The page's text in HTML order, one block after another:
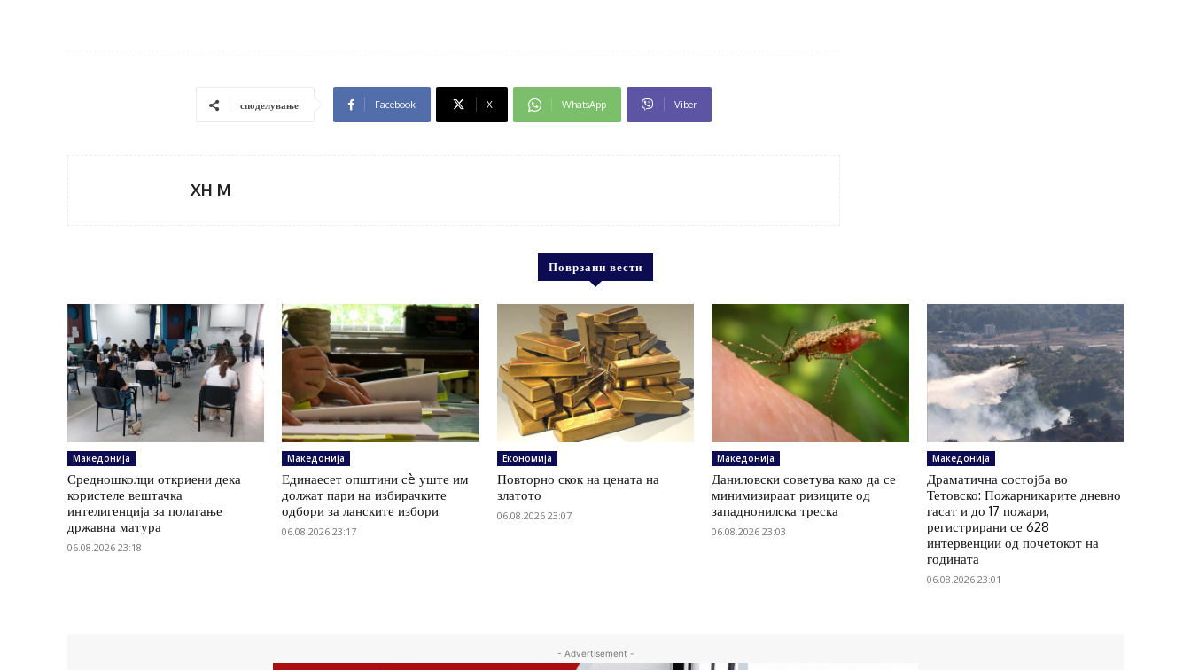
споделување Facebook X WhatsApp Viber
XH M
Поврзани вести
Македонија
Средношколци откриени дека
користеле вештачка
интелигенција за полагање
државна матура
06.08.2026 23:18
Македонија
Единаесет општини сè уште им
должат пари на избирачките
одбори за ланските избори
06.08.2026 23:17
Економија
Повторно скок на цената на
златото
06.08.2026 23:07
Македонија
Даниловски советува како да се
минимизираат ризиците од
западнонилска треска
06.08.2026 23:03
Македонија
Драматична состојба во
Тетовско: Пожарникарите дневно
гасат и до 17 пожари,
регистрирани се 628
интервенции од почетокот на
годината
06.08.2026 23:01
- Advertisement -